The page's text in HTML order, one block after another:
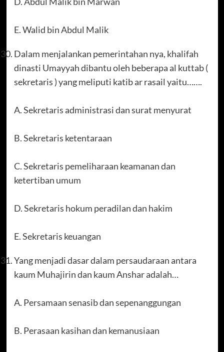
E. Walid bin Abdul Malik
Dalam menjalankan pemerintahan nya, khalifah
dinasti Umayyah dibantu oleh beberapa al kuttab (
sekretaris ) yang meliputi katib ar rasail yaitu…….
A. Sekretaris administrasi dan surat menyurat
B. Sekretaris ketentaraan
C. Sekretaris pemeliharaan keamanan dan
ketertiban umum
D. Sekretaris hokum peradilan dan hakim
E. Sekretaris keuangan
Yang menjadi dasar dalam persaudaraan antara
kaum Muhajirin dan kaum Anshar adalah…
A. Persamaan senasib dan sepenanggungan
B. Perasaan kasihan dan kemanusiaan